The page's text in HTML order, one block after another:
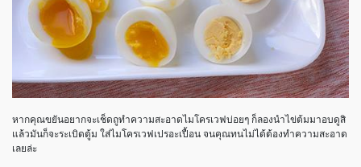
หากคุณขยันอยากจะเช็ดถูทำความสะอาดไมโครเวฟบ่อยๆ ก็ลองนำไข่ต้มมาอบดูสิ
แล้วมันก็จะระเบิดตู้ม ใส่ไมโครเวฟเปรอะเปื้อน จนคุณทนไม่ได้ต้องทำความสะอาด
เลยล่ะ